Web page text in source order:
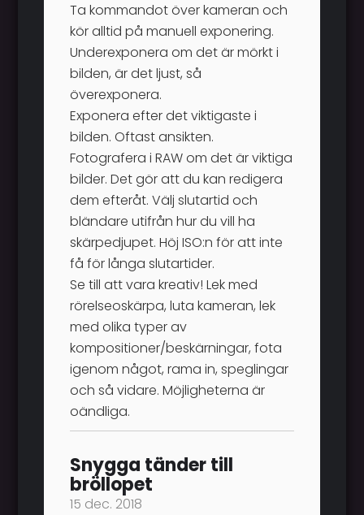
Ta kommandot över kameran och
kör alltid på manuell exponering.
Underexponera om det är mörkt i
bilden, är det ljust, så
överexponera.
Exponera efter det viktigaste i
bilden. Oftast ansikten.
Fotografera i RAW om det är viktiga
bilder. Det gör att du kan redigera
dem efteråt. Välj slutartid och
bländare utifrån hur du vill ha
skärpedjupet. Höj ISO:n för att inte
få för långa slutartider.
Se till att vara kreativ! Lek med
rörelseoskärpa, luta kameran, lek
med olika typer av
kompositioner/beskärningar, fota
igenom något, rama in, speglingar
och så vidare. Möjligheterna är
oändliga.
Snygga tänder till
bröllopet
15 dec. 2018